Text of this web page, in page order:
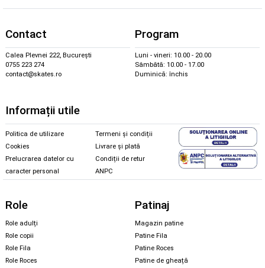
Contact
Calea Plevnei 222, București
0755 223 274
contact@skates.ro
Program
Luni - vineri: 10.00 - 20.00
Sâmbătă: 10.00 - 17.00
Duminică: închis
Informații utile
Politica de utilizare
Cookies
Prelucrarea datelor cu
caracter personal
Termeni și condiții
Livrare și plată
Condiții de retur
ANPC
Role
Role adulți
Role copii
Role Fila
Role Roces
Patinaj
Magazin patine
Patine Fila
Patine Roces
Patine de gheață